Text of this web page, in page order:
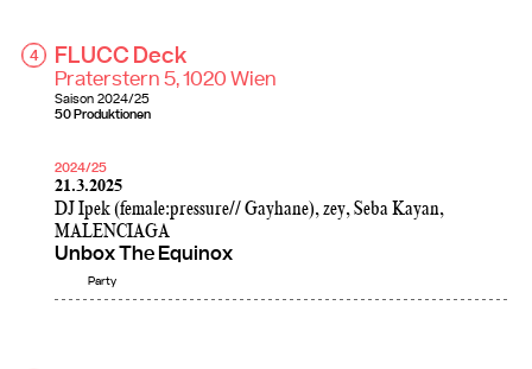
4 FLUCC Deck
Praterstern 5, 1020 Wien
Saison 2024/25
50 Produktionen
2024/25
21.3.2025
DJ Ipek (female:pressure// Gayhane), zey, Seba Kayan,
MALENCIAGA
Unbox The Equinox
Party